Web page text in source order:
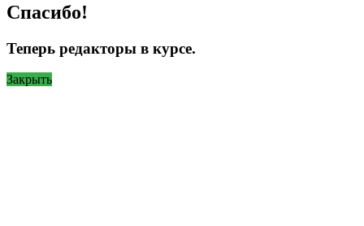
Спасибо!
Теперь редакторы в курсе.
Закрыть